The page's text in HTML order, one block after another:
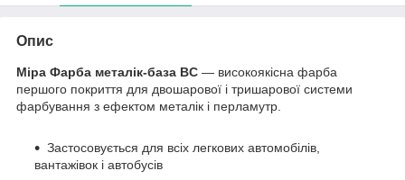
Опис
Mipa Фарба металік-база BC — високоякісна фарба
першого покриття для двошарової і тришарової системи
фарбування з ефектом металік і перламутр.
Застосовується для всіх легкових автомобілів,
вантажівок і автобусів